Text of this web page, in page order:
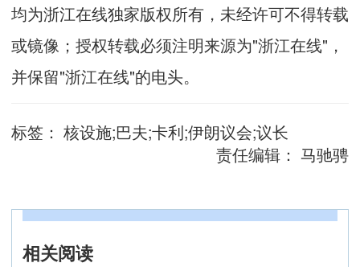
均为浙江在线独家版权所有，未经许可不得转载
或镜像；授权转载必须注明来源为"浙江在线"，
并保留"浙江在线"的电头。
标签： 核设施;巴夫;卡利;伊朗议会;议长
责任编辑： 马驰骋
相关阅读